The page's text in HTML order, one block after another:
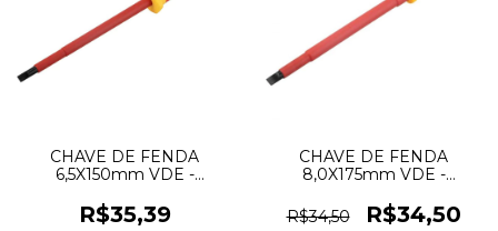
CHAVE DE FENDA
6,5X150mm VDE -
R$35,39
CHAVE DE FENDA
8,0X175mm VDE -
R$34,50
R$34,50